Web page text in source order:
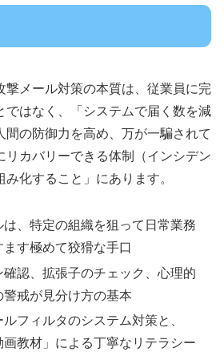
撃メール対策の本質は、従業員に完
ではなく、「システムで届く数を減
間の防御力を高め、万が一騙されて
リカバリーできる体制（インシデン
み化すること」にあります。
、特定の組織を狙って日常業務
す極めて狡猾な手口
認、拡張子のチェック、心理的
戒が見分け方の基本
フィルタのシステム対策と、
画教材」による丁寧なリテラシー